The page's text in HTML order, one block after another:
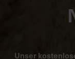
Unser